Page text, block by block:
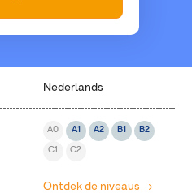
Nederlands
A0 A1 A2 B1 B2
C1 C2
Ontdek de niveaus